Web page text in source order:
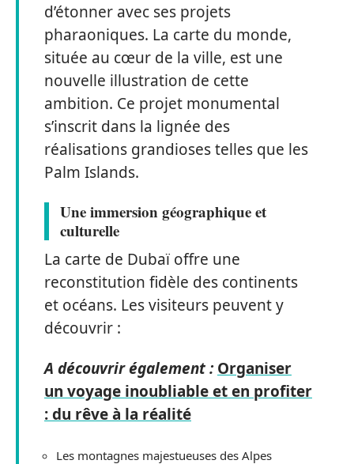
d’étonner avec ses projets
pharaoniques. La carte du monde,
située au cœur de la ville, est une
nouvelle illustration de cette
ambition. Ce projet monumental
s’inscrit dans la lignée des
réalisations grandioses telles que les
Palm Islands.
Une immersion géographique et
culturelle
La carte de Dubaï offre une
reconstitution fidèle des continents
et océans. Les visiteurs peuvent y
découvrir :
A découvrir également : Organiser
un voyage inoubliable et en profiter
: du rêve à la réalité
Les montagnes majestueuses des Alpes